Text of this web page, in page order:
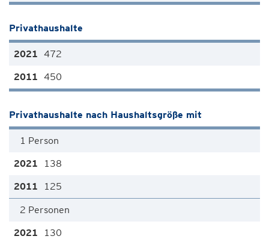
Privathaushalte
472
450
Privathaushalte nach Haushaltsgröße mit
1 Person
138
125
2 Personen
130